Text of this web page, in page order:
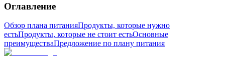
Оглавление
Обзор плана питанияПродукты, которые нужно
естьПродукты, которые не стоит естьОсновные
преимуществаПредложение по плану питания